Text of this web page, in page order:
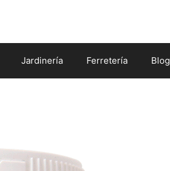
Jardinería Ferretería Blog